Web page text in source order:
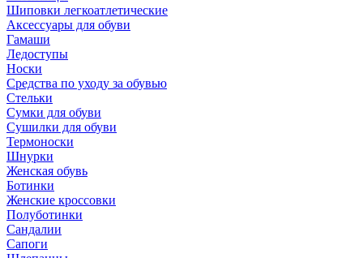
Шиповки легкоатлетические
Аксессуары для обуви
Гамаши
Ледоступы
Носки
Средства по уходу за обувью
Стельки
Сумки для обуви
Сушилки для обуви
Термоноски
Шнурки
Женская обувь
Ботинки
Женские кроссовки
Полуботинки
Сандалии
Сапоги